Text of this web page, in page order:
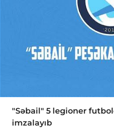
"Səbail" 5 legioner
imzalayıb